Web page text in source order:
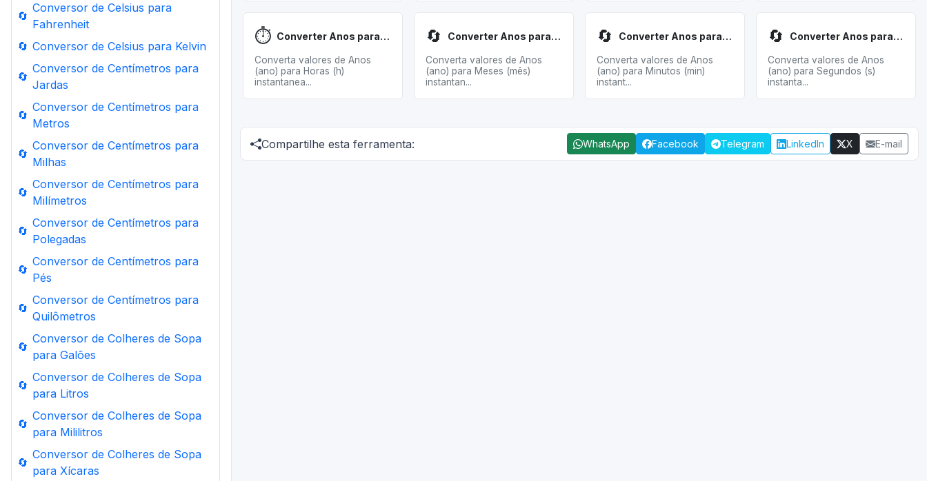
🔄
Conversor de Celsius para
Fahrenheit
🔄 Conversor de Celsius para Kelvin
🔄
Conversor de Centímetros para
Jardas
🔄
Conversor de Centímetros para
Metros
🔄
Conversor de Centímetros para
Milhas
🔄
Conversor de Centímetros para
Milímetros
🔄
Conversor de Centímetros para
Polegadas
🔄
Conversor de Centímetros para
Pés
🔄
Conversor de Centímetros para
Quilômetros
🔄
Conversor de Colheres de Sopa
para Galões
🔄
Conversor de Colheres de Sopa
para Litros
🔄
Conversor de Colheres de Sopa
para Mililitros
🔄
Conversor de Colheres de Sopa
para Xícaras
⏱️ Converter Anos para Horas
Converta valores de Anos
(ano) para Horas (h)
instantanea...
🔄 Converter Anos para Meses
Converta valores de Anos
(ano) para Meses (mês)
instantan...
🔄 Converter Anos para Minutos
Converta valores de Anos
(ano) para Minutos (min)
instant...
🔄 Converter Anos para Segundos
Converta valores de Anos
(ano) para Segundos (s)
instanta...
Compartilhe esta ferramenta: WhatsApp Facebook Telegram LinkedIn X E-mail